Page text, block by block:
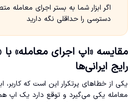
اگر ابزار شما به بستر اجرای
دسترسی را حداقلی نگه دارید
مقایسه «اپ اجرای معامله» با
رایج ایرانی‌ها
یکی از خطاهای پرتکرار این است که کاربر،
معامله یکی می‌گیرد و توقع دارد یک اپ